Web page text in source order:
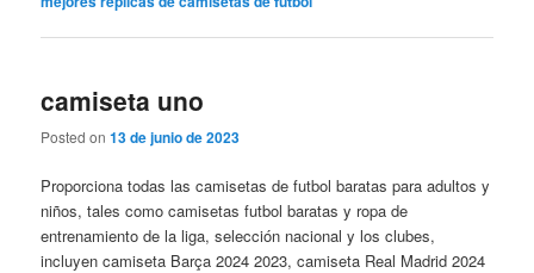
camiseta uno
Posted on13 de junio de 2023
Proporciona todas las camisetas de futbol baratas para adultos y
niños, tales como camisetas futbol baratas y ropa de
entrenamiento de la liga, selección nacional y los clubes,
incluyen camiseta Barça 2024 2023, camiseta Real Madrid 2024